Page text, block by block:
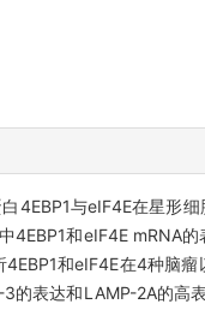
4EBP1与eIF4E在星形
中4EBP1和eIF4E
4EBP1和eIF4E在4种脑
的表达和LAMP-2A的高